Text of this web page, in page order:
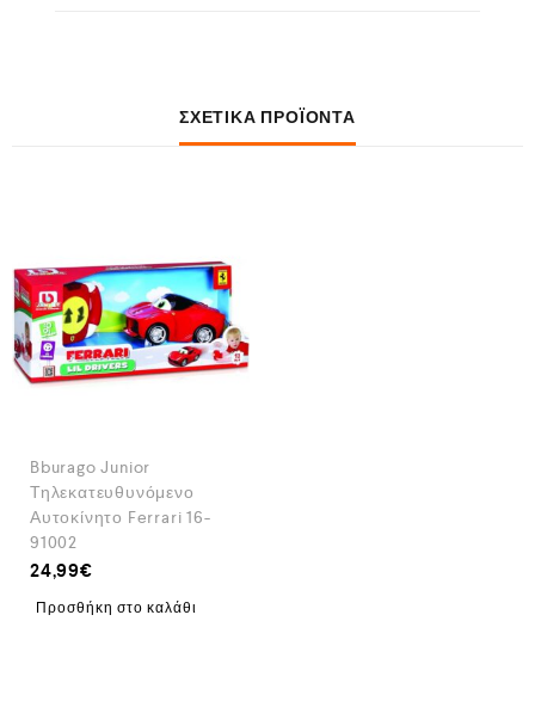
ΣΧΕΤΙΚΆ ΠΡΟΪΌΝΤΑ
Bburago Junior
Τηλεκατευθυνόμενο
Αυτοκίνητο Ferrari 16-
91002
24,99€
Προσθήκη στο καλάθι